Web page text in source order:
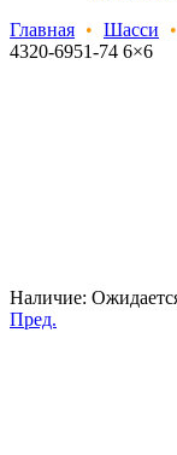
Главная • Шасси •
4320-6951-74 6×6
Наличие:
Пред.